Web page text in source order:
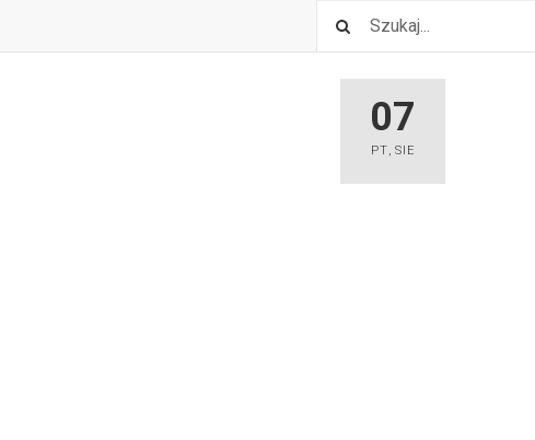
07
PT, SIE